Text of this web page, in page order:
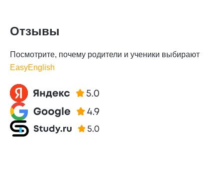
Отзывы
Посмотрите, почему родители и ученики выбирают
EasyEnglish